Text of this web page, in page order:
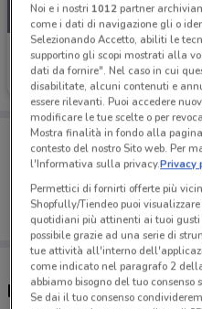
Echo
Scade il 31/12
Porta
Puoi trovare le
salvarle e creare la
Negozi Echo a Ronchi
Noi e i nostri 1012partner
come i dati di navigazione gli o
Selezionando Accetto, abiliti le
supportino gli scopi mostrati alla
dati da fornire". Nel caso in cui
disabilitate, alcuni contenuti e
essere rilevanti. Puoi accedere
modificare le tue scelte o per
Mostra finalità in fondo alla
contesto del nostro Sito web. Per
l'Informativa sulla privacy.Privacy
Permettici di fornirti offerte più
Shopfully/Tiendeo puoi
quotidiani più attinenti ai tuoi
possibile grazie ad una serie di
tue attività all'interno
come indicato nel paragrafo 2
abbiamo bisogno del tuo
Se dai il tuo consenso